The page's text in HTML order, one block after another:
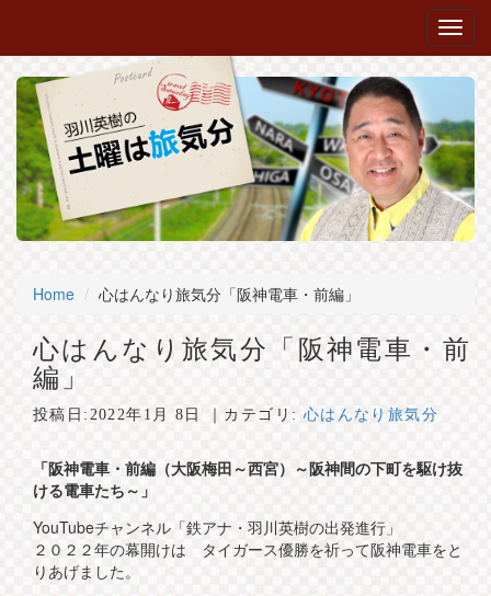
Home 心はんなり旅気分「阪神電車・前編」
心はんなり旅気分「阪神電車・前
編」
投稿日: 2022年1月 8日 ｜カテゴリ: 心はんなり旅気分
「阪神電車・前編（大阪梅田～西宮）～阪神間の下町を駆け抜
ける電車たち～」
YouTubeチャンネル「鉄アナ・羽川英樹の出発進行」
２０２２年の幕開けは タイガース優勝を祈って阪神電車をと
りあげました。